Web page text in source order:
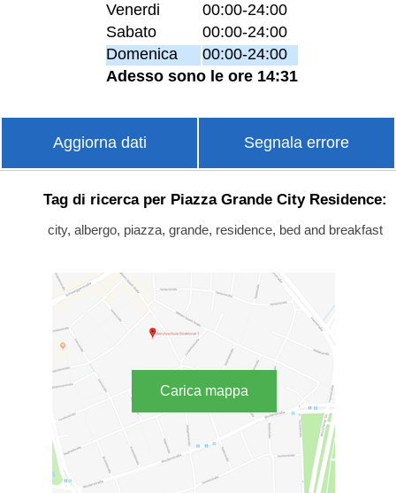
Venerdi
00:00-24:00
Sabato
00:00-24:00
Domenica
00:00-24:00
Adesso sono le ore 14:31
Aggiorna dati Segnala errore
Tag di ricerca per Piazza Grande City Residence:
city, albergo, piazza, grande, residence, bed and breakfast
Carica mappa